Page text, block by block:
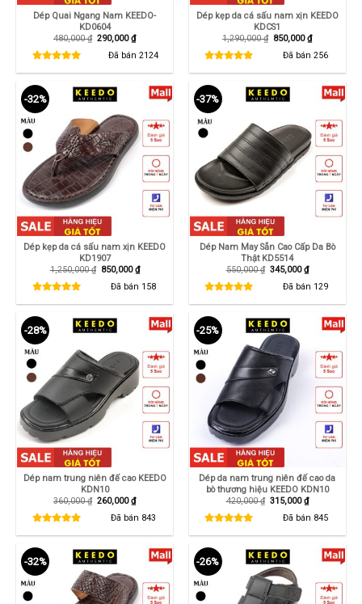
Dép Quai Ngang Nam KEEDO-
KD0604
480,000₫ Giá
290,000₫Giá
hiện
tại
Đã bán2124
Dép kẹp da cá sấu nam xịn KEEDO
KDCS1
1,290,000₫ Giá
850,000₫Giá
hiện
tại
Đã bán256
-32%
Dép kẹp da cá sấu nam xịn KEEDO
KD1907
1,250,000₫ Giá
850,000₫Giá
hiện
tại
Đã bán 158
-37%
Dép Nam May Sẵn Cao Cấp Da Bò
Thật KD5514
550,000₫ Giá
345,000₫Giá
hiện
tại
Đã bán 129
-28%
Dép nam trung niên đế cao KEEDO
KDN10
360,000₫ Giá
260,000₫Giá
hiện
tại
Đã bán 843
-25%
Dép da nam trung niên đế cao da
bò thương hiệu KEEDO KDN10
420,000₫ Giá
315,000₫Giá
hiện
tại
Đã bán 845
-32% -26%